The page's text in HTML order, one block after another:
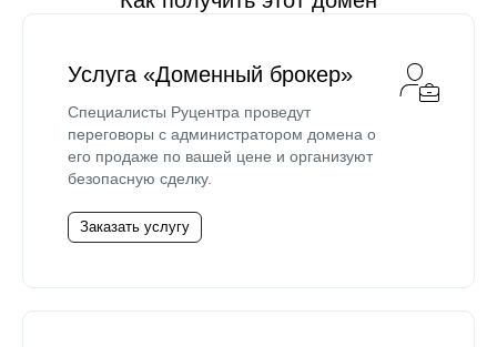
Услуга «Доменный брокер»
Специалисты Руцентра проведут
переговоры с администратором домена о
его продаже по вашей цене и организуют
безопасную сделку.
Заказать услугу